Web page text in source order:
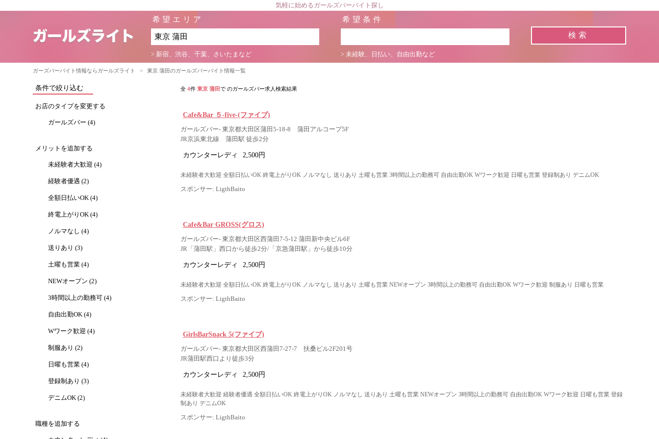
気軽に始めるガールズバーバイト探し
希望エリア
> 新宿、渋谷、千葉、さいたまなど
希望条件
> 未経験、日払い、自由出勤など
ガーズバーバイト情報ならガールズライト > 東京 蒲田のガールズバーバイト情報一覧
条件で絞り込む
お店のタイプを変更する
ガールズバー (4)
メリットを追加する
未経験者大歓迎 (4)
経験者優遇 (2)
全額日払いOK (4)
終電上がりOK (4)
ノルマなし (4)
送りあり (3)
土曜も営業 (4)
NEWオープン (2)
3時間以上の勤務可 (4)
自由出勤OK (4)
Wワーク歓迎 (4)
制服あり (2)
日曜も営業 (4)
登録制あり (3)
デニムOK (2)
職種を追加する
全 4件 東京 蒲田で のガールズバー求人検索結果
Cafe&Bar ５-five-(ファイブ)
ガールズバー- 東京都大田区蒲田5-18-8 蒲田アルコープ5F
JR京浜東北線 蒲田駅 徒歩2分
カウンターレディ 2,500円
未経験者大歓迎 全額日払いOK 終電上がりOK ノルマなし 送りあり 土曜も営業 3時間以上の勤務可 自由出勤OK Wワーク歓迎 日曜も営業 登録制あり デニムOK
スポンサー: LigthBaito
Cafe&Bar GROSS(グロス)
ガールズバー- 東京都大田区西蒲田7-5-12 蒲田新中央ビル6F
JR「蒲田駅」西口から徒歩2分/「京急蒲田駅」から徒歩10分
カウンターレディ 2,500円
未経験者大歓迎 全額日払いOK 終電上がりOK ノルマなし 送りあり 土曜も営業 NEWオープン 3時間以上の勤務可 自由出勤OK Wワーク歓迎 制服あり 日曜も営業
スポンサー: LigthBaito
GirlsBarSnack 5(ファイブ)
ガールズバー- 東京都大田区西蒲田7-27-7 扶桑ビル2F201号
JR蒲田駅西口より徒歩3分
カウンターレディ 2,500円
未経験者大歓迎 経験者優遇 全額日払いOK 終電上がりOK ノルマなし 送りあり 土曜も営業 NEWオープン 3時間以上の勤務可 自由出勤OK Wワーク歓迎 日曜も営業 登録
制あり デニムOK
スポンサー: LigthBaito